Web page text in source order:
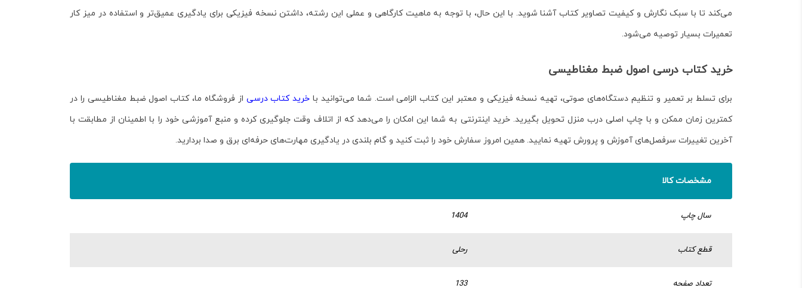
می‌کند تا با سبک نگارش و کیفیت تصاویر کتاب آشنا شوید. با این حال، با توجه به ماهیت کارگاهی و عملی این رشته، داشتن نسخه فیزیکی برای یادگیری عمیق‌تر و استفاده در میز کار
تعمیرات بسیار توصیه می‌شود.
خرید کتاب درسی اصول ضبط مغناطیسی
برای تسلط بر تعمیر و تنظیم دستگاه‌های صوتی، تهیه نسخه فیزیکی و معتبر این کتاب الزامی است. شما می‌توانید با خرید کتاب درسی از فروشگاه ما، کتاب اصول ضبط مغناطیسی را در
کمترین زمان ممکن و با چاپ اصلی درب منزل تحویل بگیرید. خرید اینترنتی به شما این امکان را می‌دهد که از اتلاف وقت جلوگیری کرده و منبع آموزشی خود را با اطمینان از مطابقت با
آخرین تغییرات سرفصل‌های آموزش و پرورش تهیه نمایید. همین امروز سفارش خود را ثبت کنید و گام بلندی در یادگیری مهارت‌های حرفه‌ای برق و صدا بردارید.
مشخصات کالا
سال چاپ 1404
قطع کتاب رحلی
تعداد صفحه 133